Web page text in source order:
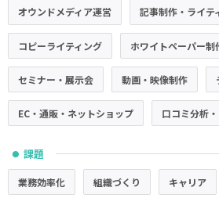
オウンドメディア運営 記事制作・ライテ
コピーライティング ホワイトペーパー制
セミナー・展示会 動画・映像制作
EC・通販・ネットショップ 口コミ分析
● 課題
業務効率化 組織づくり キャリア